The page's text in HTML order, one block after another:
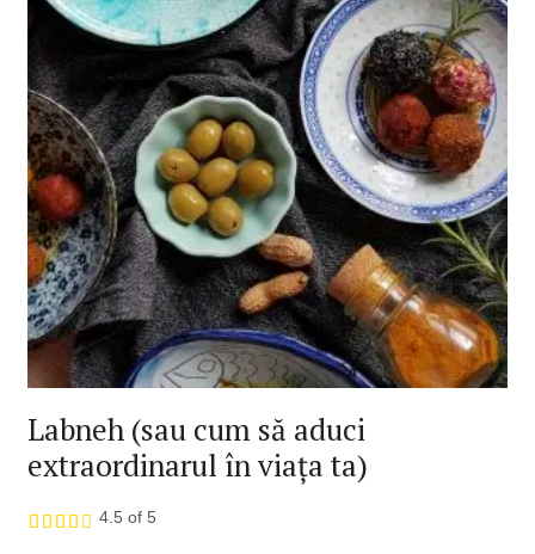
Labneh (sau cum să aduci
extraordinarul în viața ta)
4.5 of 5